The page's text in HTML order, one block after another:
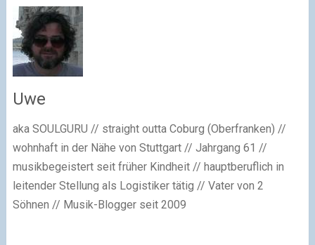
Uwe
aka SOULGURU // straight outta Coburg (Oberfranken) //
wohnhaft in der Nähe von Stuttgart // Jahrgang 61 //
musikbegeistert seit früher Kindheit // hauptberuflich in
leitender Stellung als Logistiker tätig // Vater von 2
Söhnen // Musik-Blogger seit 2009